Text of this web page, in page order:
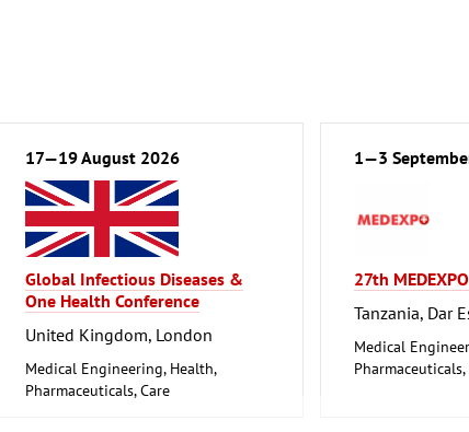
17—19 August 2026
Global Infectious Diseases &
One Health Conference
United Kingdom, London
Medical Engineering, Health,
Pharmaceuticals, Care
1—3
27th
Tanzania, Dar
Medical
Pharmaceuticals,